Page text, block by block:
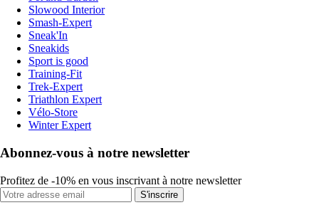
Slowood Interior
Smash-Expert
Sneak'In
Sneakids
Sport is good
Training-Fit
Trek-Expert
Triathlon Expert
Vélo-Store
Winter Expert
Abonnez-vous à notre newsletter
Profitez de -10% en vous inscrivant à notre newsletter
S'inscrire